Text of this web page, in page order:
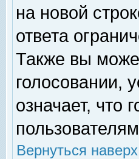
на новой
ответа
Также вы
голосовании,
означает, что
Вернуться наверх